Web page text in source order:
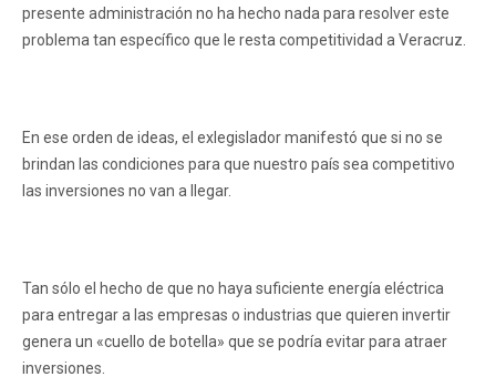
presente administración no ha hecho nada para resolver este
problema tan específico que le resta competitividad a Veracruz.
En ese orden de ideas, el exlegislador manifestó que si no se
brindan las condiciones para que nuestro país sea competitivo
las inversiones no van a llegar.
Tan sólo el hecho de que no haya suficiente energía eléctrica
para entregar a las empresas o industrias que quieren invertir
genera un «cuello de botella» que se podría evitar para atraer
inversiones.